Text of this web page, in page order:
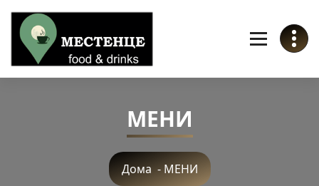
Skip
Content
МЕНИ
Дома - МЕНИ